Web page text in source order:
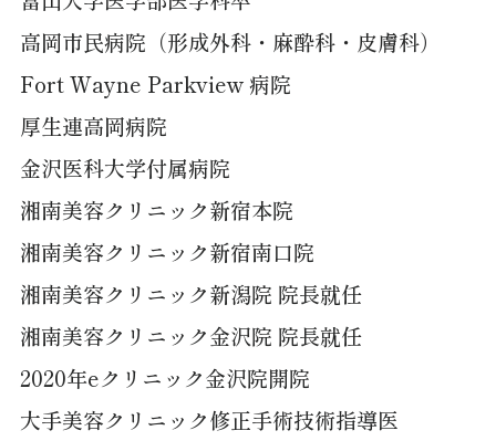
高岡市民病院（形成外科・麻酔科・皮膚科）
Fort Wayne Parkview 病院
厚生連高岡病院
金沢医科大学付属病院
湘南美容クリニック新宿本院
湘南美容クリニック新宿南口院
湘南美容クリニック新潟院 院長就任
湘南美容クリニック金沢院 院長就任
2020年eクリニック金沢院開院
大手美容クリニック修正手術技術指導医